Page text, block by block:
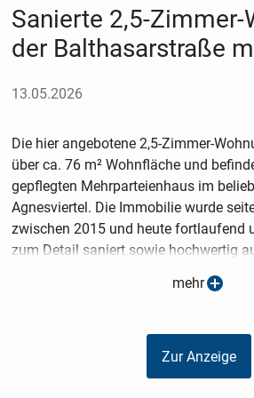
Sanierte 2,5-Zimmer-
der Balthasarstraße
13.05.2026
Die hier angebotene 2,5-Zimmer-
über ca. 76 m² Wohnfläche und
gepflegten Mehrparteienhaus im
Agnesviertel. Die Immobilie wurde
zwischen 2015 und heute fortlaufend
zum Detail saniert sowie hochwertig
Bereits beim Betreten der Wohnung
durch seine angenehme
angrenzende Einbauküche mit
verfügt über einen direkten Zugang
mehr
Zur Anzeige